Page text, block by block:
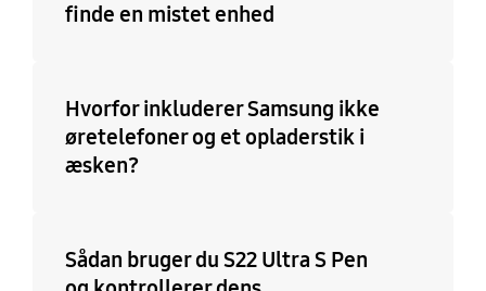
finde en mistet enhed
Hvorfor inkluderer Samsung ikke
øretelefoner og et opladerstik i
æsken?
Sådan bruger du S22 Ultra S Pen